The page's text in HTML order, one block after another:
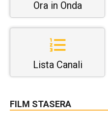
Ora in Onda
Lista Canali
FILM STASERA